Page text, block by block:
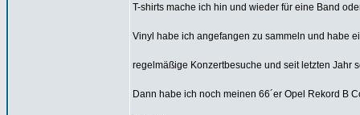
T-shirts mache ich hin und wieder für eine Band
Vinyl habe ich angefangen zu sammeln und habe
regelmäßige Konzertbesuche und seit letzten Jahr
Dann habe ich noch meinen 66´er Opel Rekord B